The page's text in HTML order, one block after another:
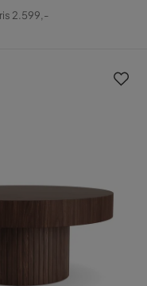
2.599,-